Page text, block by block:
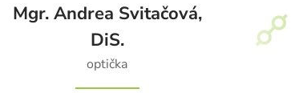
Mgr. Andrea Svitačová,
DiS.
optička